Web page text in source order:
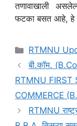
तणावाखाली
फटका बसत आहे, हे
Categories
RTMNU
बी.कॉम.
RTMNU FIRST
COMMERCE
RTMNU